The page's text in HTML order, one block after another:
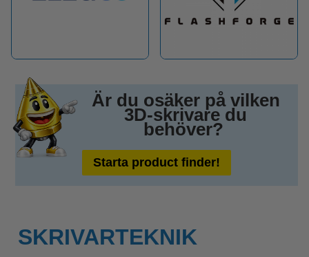
Är du osäker på vilken
3D-skrivare du
behöver?
Starta product finder!
SKRIVARTEKNIK